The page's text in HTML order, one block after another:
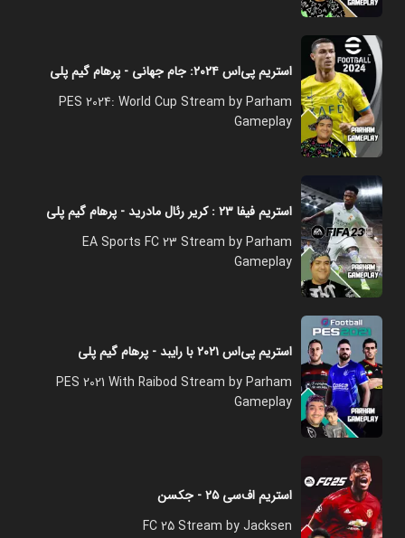
استریم پی‌اس ۲۰۲۴: جام جهانی - پرهام گیم پلی
PES 2024: World Cup Stream by Parham
Gameplay
استریم فیفا ۲۳ : کریر رئال مادرید - پرهام گیم پلی
EA Sports FC 23 Stream by Parham
Gameplay
استریم پی‌اس ۲۰۲۱ با رایبد - پرهام گیم پلی
PES 2021 With Raibod Stream by Parham
Gameplay
استریم اف‌سی ۲۵ - جکسن
FC 25 Stream by Jacksen